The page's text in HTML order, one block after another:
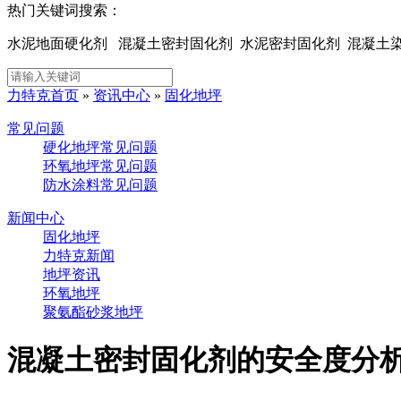
热门关键词搜索：
水泥地面硬化剂 混凝土密封固化剂 水泥密封固化剂 混凝土
力特克首页 » 资讯中心 » 固化地坪
常见问题
硬化地坪常见问题
环氧地坪常见问题
防水涂料常见问题
新闻中心
固化地坪
力特克新闻
地坪资讯
环氧地坪
聚氨酯砂浆地坪
混凝土密封固化剂的安全度分